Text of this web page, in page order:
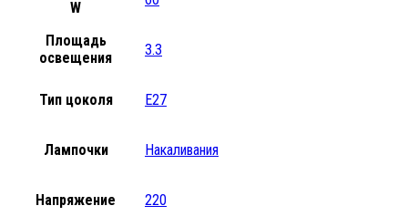
W
Площадь
освещения
3.3
Тип цоколя E27
Лампочки Накаливания
Напряжение 220